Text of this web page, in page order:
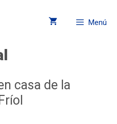
Menú
casa de la